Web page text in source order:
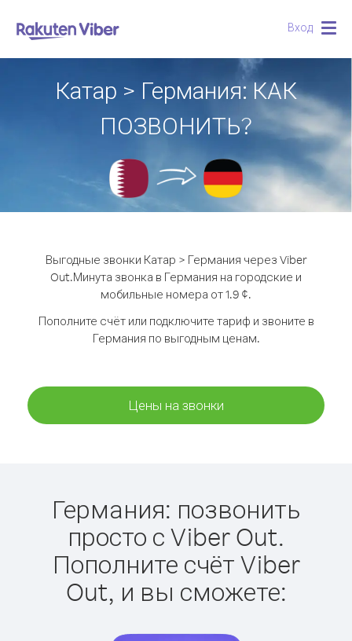
Вход
Катар > Германия: КАК
ПОЗВОНИТЬ?
Выгодные звонки Катар > Германия через Viber
Out.Минута звонка в Германия на городские и
мобильные номера от 1.9 ¢.
Пополните счёт или подключите тариф и звоните в
Германия по выгодным ценам.
Цены на звонки
Германия: позвонить
просто с Viber Out.
Пополните счёт Viber
Out, и вы сможете: